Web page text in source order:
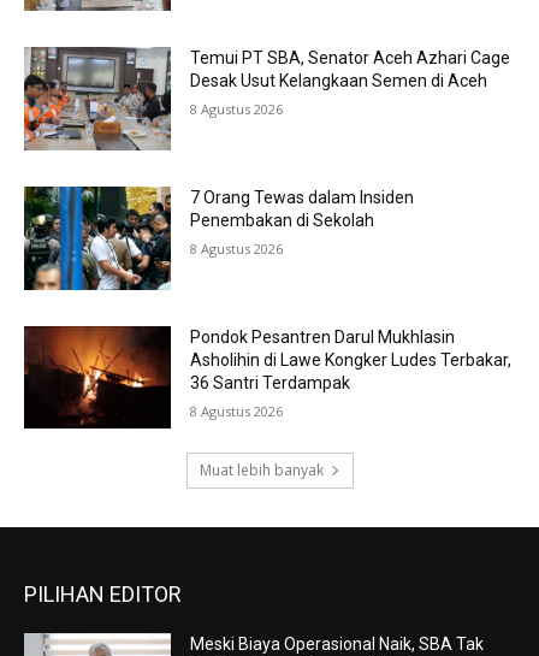
Temui PT SBA, Senator Aceh Azhari Cage
Desak Usut Kelangkaan Semen di Aceh
8 Agustus 2026
7 Orang Tewas dalam Insiden
Penembakan di Sekolah
8 Agustus 2026
Pondok Pesantren Darul Mukhlasin
Asholihin di Lawe Kongker Ludes Terbakar,
36 Santri Terdampak
8 Agustus 2026
Muat lebih banyak
PILIHAN EDITOR
Meski Biaya Operasional Naik, SBA Tak